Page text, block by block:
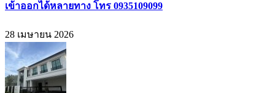
เข้าออกได้หลายทาง โทร 0935109099
28 เมษายน 2026